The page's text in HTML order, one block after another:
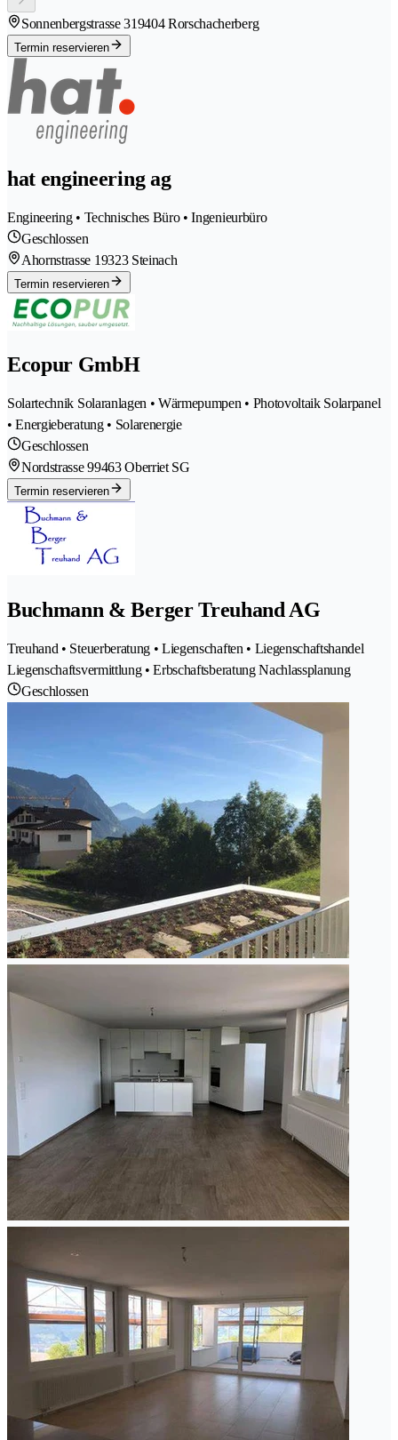
Sonnenbergstrasse 319404 Rorschacherberg
Termin reservieren
hat engineering ag
Engineering • Technisches Büro • Ingenieurbüro
Geschlossen
Ahornstrasse 19323 Steinach
Termin reservieren
Ecopur GmbH
Solartechnik Solaranlagen • Wärmepumpen • Photovoltaik Solarpanel
• Energieberatung • Solarenergie
Geschlossen
Nordstrasse 99463 Oberriet SG
Termin reservieren
Buchmann & Berger Treuhand AG
Treuhand • Steuerberatung • Liegenschaften • Liegenschaftshandel
Liegenschaftsvermittlung • Erbschaftsberatung Nachlassplanung
Geschlossen